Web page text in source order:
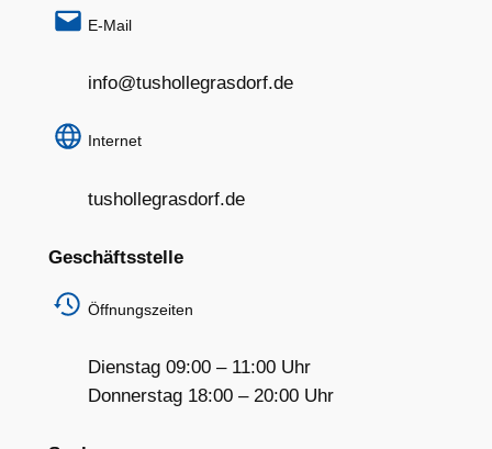
E-Mail
info@tushollegrasdorf.de
Internet
tushollegrasdorf.de
Geschäftsstelle
Öffnungszeiten
Dienstag 09:00 – 11:00 Uhr
Donnerstag 18:00 – 20:00 Uhr